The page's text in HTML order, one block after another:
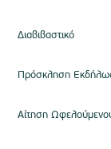
Διαβιβαστικό
Πρόσκληση
Αίτηση